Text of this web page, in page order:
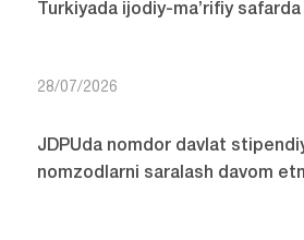
Turkiyada ijodiy-ma’rifiy safarda
28/07/2026
JDPUda nomdor davlat
nomzodlarni saralash davom